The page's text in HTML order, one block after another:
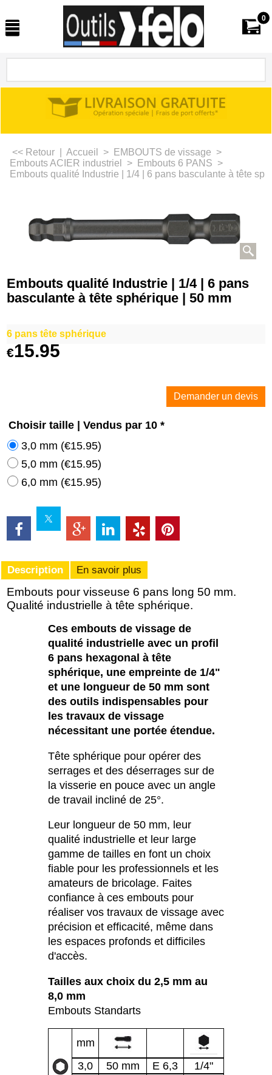
0
<< Retour Accueil > EMBOUTS de vissage >
Embouts ACIER industriel
> Embouts 6 PANS >
Embouts qualité Industrie | 1/4 | 6 pans basculante à tête
Embouts qualité Industrie | 1/4 | 6 pans
basculante à tête sphérique | 50 mm
6 pans tête sphérique
€15.95
Demander un devis
Choisir taille | Vendus par 10 *
3,0 mm (€15.95)
5,0 mm (€15.95)
6,0 mm (€15.95)
Description En savoir plus
Embouts pour visseuse 6 pans long 50 mm.
Qualité industrielle à tête sphérique.
Ces embouts de vissage de
qualité industrielle avec un profil
6 pans hexagonal à tête
sphérique, une empreinte de 1/4"
et une longueur de 50 mm sont
des outils indispensables pour
les travaux de vissage
nécessitant une portée étendue.
Tête sphérique pour opérer des
serrages et des déserrages sur de
la visserie en pouce avec un angle
de travail incliné de 25°.
Leur longueur de 50 mm, leur
qualité industrielle et leur large
gamme de tailles en font un choix
fiable pour les professionnels et les
amateurs de bricolage. Faites
confiance à ces embouts pour
réaliser vos travaux de vissage avec
précision et efficacité, même dans
les espaces profonds et difficiles
d'accès.
Tailles aux choix du 2,5 mm au
8,0 mm
Embouts Standarts
mm
3,0
50 mm E 6,3
1/4"